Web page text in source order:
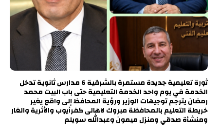
ثورة تعليمية جديدة مستمرة بالشرقية 6 مدارس ثانوية تدخل
الخدمة في يوم واحد الخدمة التعليمية حتى باب البيت محمد
رمضان يترجم توجيهات الوزير ورؤية المحافظ إلى واقع يغير
خريطة التعليم بالمحافظة مبروك لاهالى كفرأيوب والأثرية والغار
ومنشأة صدقي ومنزل ميمون وعبدالله سويلم